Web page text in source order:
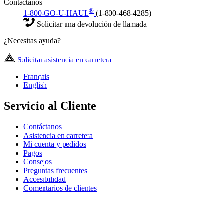
Contáctanos
1-800-GO-U-HAUL® (1-800-468-4285)
Solicitar una devolución de llamada
¿Necesitas ayuda?
Solicitar asistencia en carretera
Français
English
Servicio al Cliente
Contáctanos
Asistencia en carretera
Mi cuenta y pedidos
Pagos
Consejos
Preguntas frecuentes
Accesibilidad
Comentarios de clientes